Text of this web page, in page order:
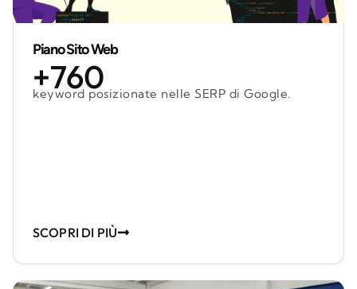
Piano Sito Web
+760
keyword posizionate nelle SERP di Google.
SCOPRI DI PIÙ